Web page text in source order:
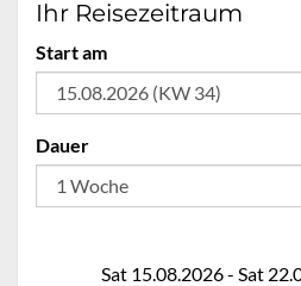
Ihr Reisezeitraum
Start am
Dauer
Sat 15.08.2026 - Sat